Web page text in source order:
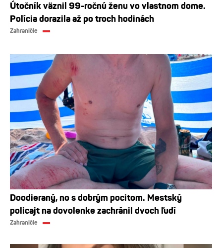
Útočník väznil 99-ročnú ženu vo vlastnom dome.
Polícia dorazila až po troch hodinách
Zahraničie
Doodieraný, no s dobrým pocitom. Mestský
policajt na dovolenke zachránil dvoch ľudí
Zahraničie